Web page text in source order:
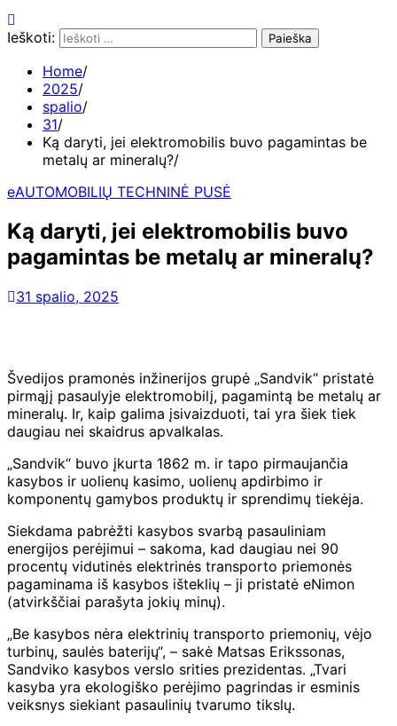
Ieškoti:
Home
2025
spalio
31
Ką daryti, jei elektromobilis buvo pagamintas be
metalų ar mineralų?
eAUTOMOBILIŲ TECHNINĖ PUSĖ
Ką daryti, jei elektromobilis buvo
pagamintas be metalų ar mineralų?
31 spalio, 2025
Švedijos pramonės inžinerijos grupė „Sandvik“ pristatė
pirmąjį pasaulyje elektromobilį, pagamintą be metalų ar
mineralų. Ir, kaip galima įsivaizduoti, tai yra šiek tiek
daugiau nei skaidrus apvalkalas.
„Sandvik“ buvo įkurta 1862 m. ir tapo pirmaujančia
kasybos ir uolienų kasimo, uolienų apdirbimo ir
komponentų gamybos produktų ir sprendimų tiekėja.
Siekdama pabrėžti kasybos svarbą pasauliniam
energijos perėjimui – sakoma, kad daugiau nei 90
procentų vidutinės elektrinės transporto priemonės
pagaminama iš kasybos išteklių – ji pristatė eNimon
(atvirkščiai parašyta jokių minų).
„Be kasybos nėra elektrinių transporto priemonių, vėjo
turbinų, saulės baterijų“, – sakė Matsas Erikssonas,
Sandviko kasybos verslo srities prezidentas. „Tvari
kasyba yra ekologiško perėjimo pagrindas ir esminis
veiksnys siekiant pasaulinių tvarumo tikslų.